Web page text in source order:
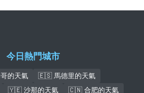
今日熱門城市
的天氣
🇪🇸 馬德里的天氣
🇾🇪 沙那的天氣
🇨🇳 合肥的天氣